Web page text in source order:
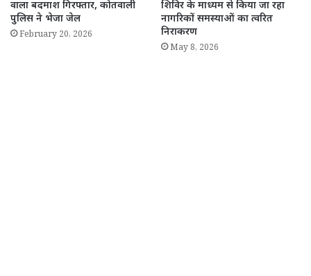
वाला बदमाश गिरफ्तार, कोतवाली
पुलिस ने भेजा जेल
February 20, 2026
शिविर के माध्यम से किया जा रहा
नागरिकों समस्याओं का त्वरित
निराकरण
May 8, 2026